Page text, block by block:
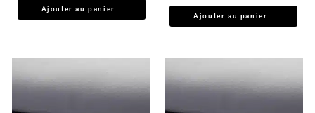
Ajouter au panier
Ajouter au panier